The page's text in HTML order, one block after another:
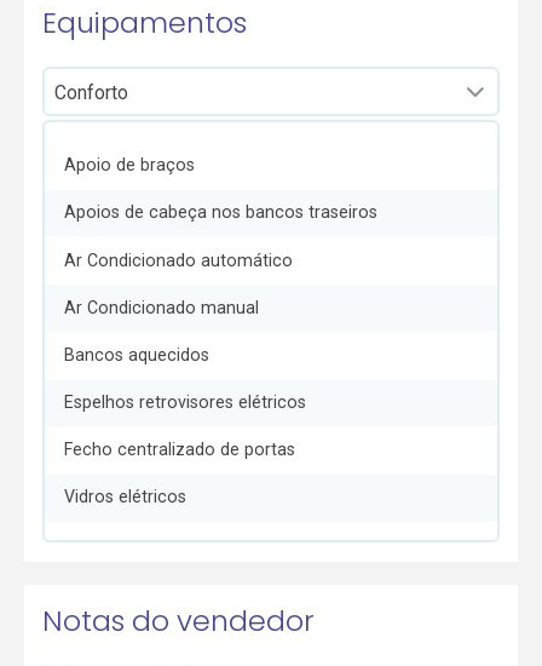
Equipamentos
Apoio de braços
Apoios de cabeça nos bancos traseiros
Ar Condicionado automático
Ar Condicionado manual
Bancos aquecidos
Espelhos retrovisores elétricos
Fecho centralizado de portas
Vidros elétricos
Notas do vendedor